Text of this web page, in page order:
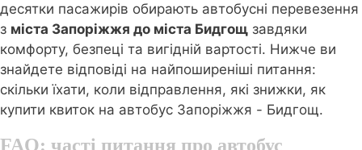
десятки пасажирів обирають автобусні перевезення
з міста Запоріжжя до міста Бидгощ завдяки
комфорту, безпеці та вигідній вартості. Нижче ви
знайдете відповіді на найпоширеніші питання:
скільки їхати, коли відправлення, які знижки, як
купити квиток на автобус Запоріжжя - Бидгощ.
FAQ: часті питання про автобус